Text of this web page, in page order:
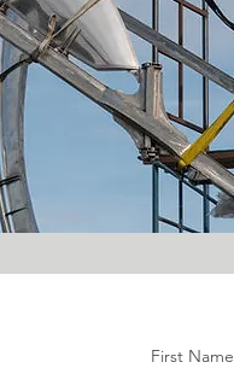
First Name